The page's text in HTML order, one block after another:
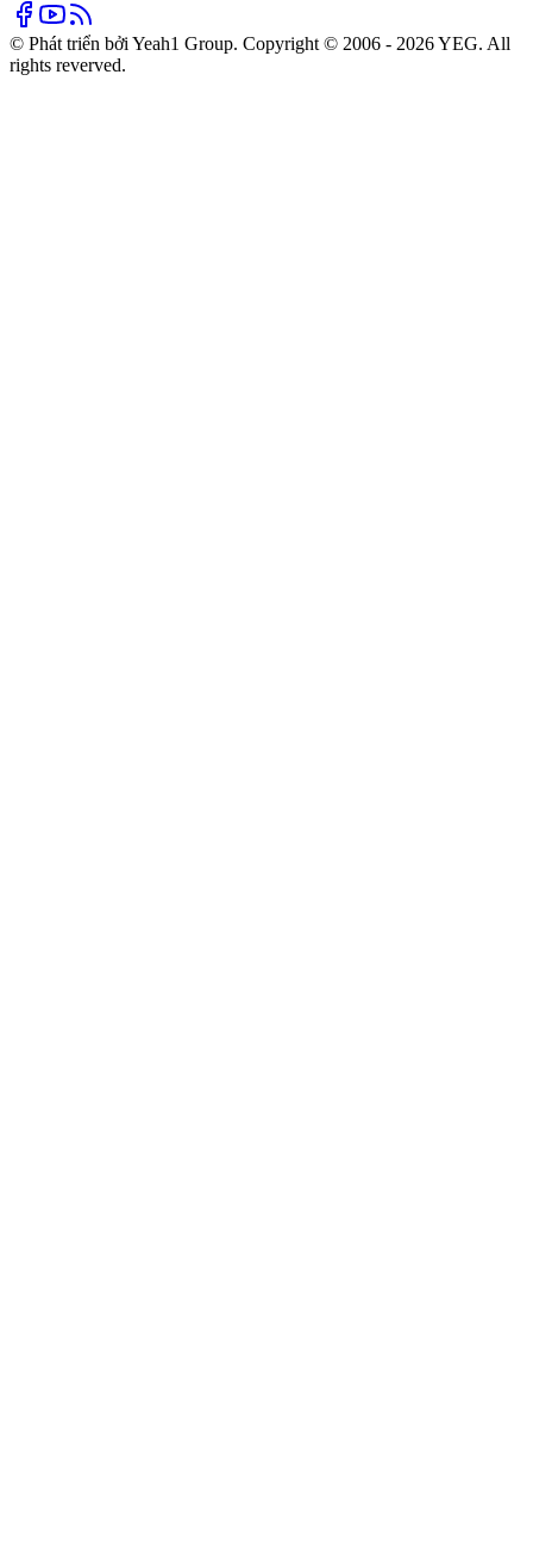
© Phát triển bởi Yeah1 Group. Copyright © 2006 - 2026 YEG. All
rights reverved.